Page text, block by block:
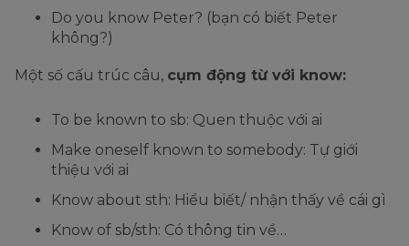
Do you know Peter? (bạn có biết Peter
không?)
Một số cấu trúc câu, cụm động từ với know:
To be known to sb: Quen thuộc với ai
Make oneself known to somebody: Tự giới
thiệu với ai
Know about sth: Hiểu biết/ nhận thấy về cái gì
Know of sb/sth: Có thông tin về…